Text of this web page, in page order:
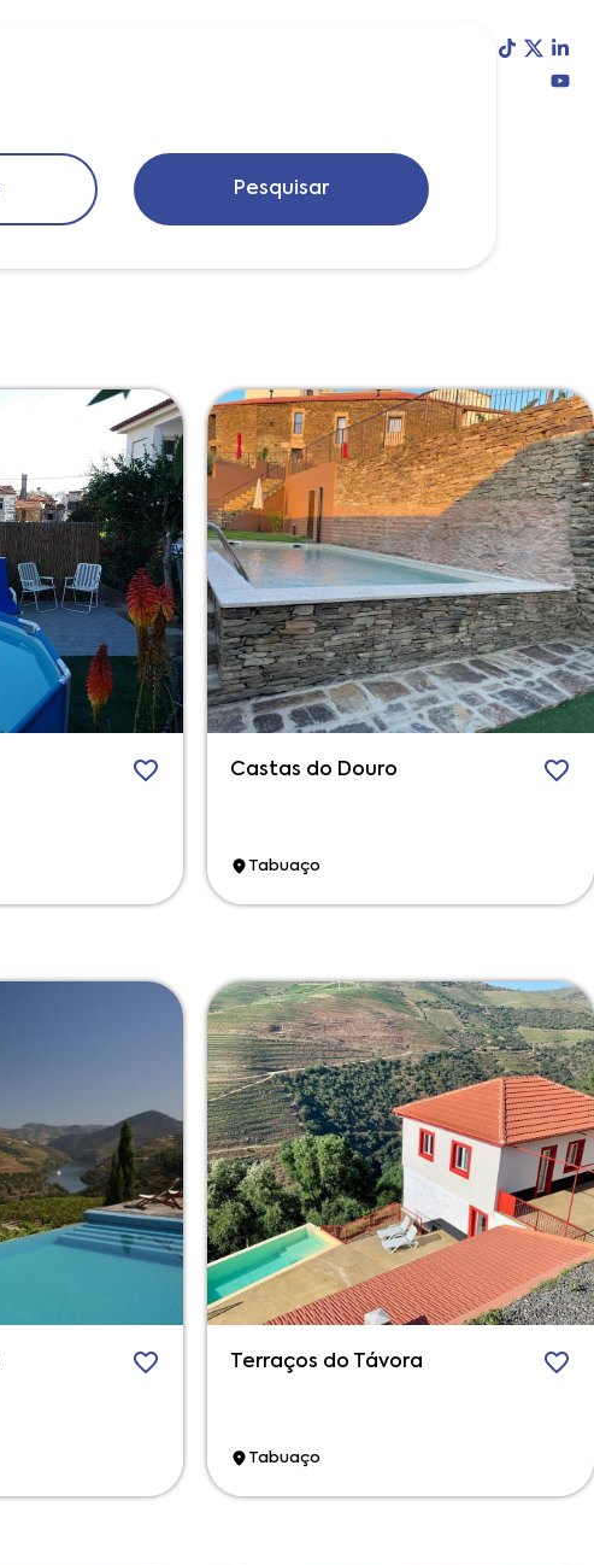
Pesquisar
Castas do Douro
Tabuaço
Terraços do Távora
Tabuaço